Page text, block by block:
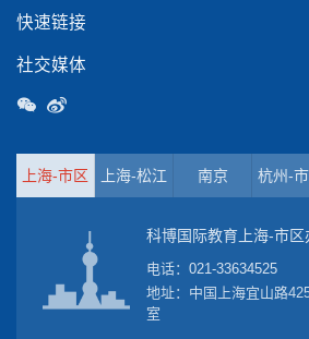
快速链接
社交媒体
上海-市区 上海-松江 南京 杭州-
科博国际教育上海-市区
电话： 021-33634525
地址：中国上海宜山路
室